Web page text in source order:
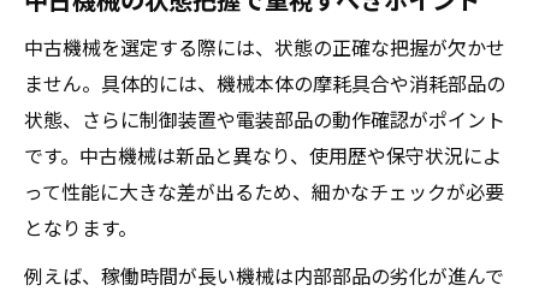
中古機械を選定する際には、状態の正確な把握が欠かせ
ません。具体的には、機械本体の摩耗具合や消耗部品の
状態、さらに制御装置や電装部品の動作確認がポイント
です。中古機械は新品と異なり、使用歴や保守状況によ
って性能に大きな差が出るため、細かなチェックが必要
となります。
例えば、稼働時間が長い機械は内部部品の劣化が進んで